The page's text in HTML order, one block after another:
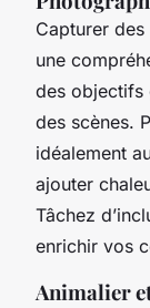
Capturer des
une
des objectifs
des scènes.
idéalement
ajouter
Tâchez
enrichir vos
Animalier